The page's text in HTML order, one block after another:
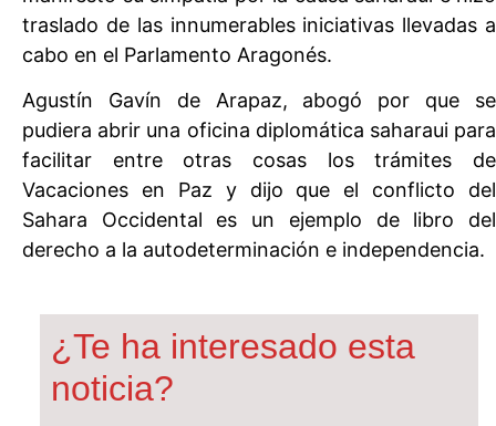
traslado de las innumerables iniciativas llevadas a
cabo en el Parlamento Aragonés.
Agustín Gavín de Arapaz, abogó por que se
pudiera abrir una oficina diplomática saharaui para
facilitar entre otras cosas los trámites de
Vacaciones en Paz y dijo que el conflicto del
Sahara Occidental es un ejemplo de libro del
derecho a la autodeterminación e independencia.
¿Te ha interesado esta
noticia?